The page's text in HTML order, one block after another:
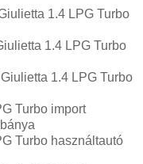
1.4 LPG Turbo
1.4 LPG Turbo
1.4 LPG Turbo
Turbo import
Turbo használtautó